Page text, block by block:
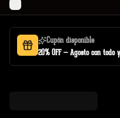
Cupón disponible
20% OFF — Agosto con todo